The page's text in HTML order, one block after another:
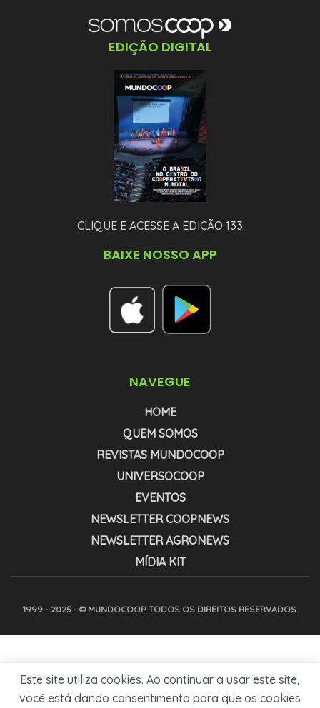
EDIÇÃO DIGITAL
CLIQUE E ACESSE A EDIÇÃO 133
BAIXE NOSSO APP
NAVEGUE
HOME
QUEM SOMOS
REVISTAS MUNDOCOOP
UNIVERSOCOOP
EVENTOS
NEWSLETTER COOPNEWS
NEWSLETTER AGRONEWS
MÍDIA KIT
1999 - 2025 - © MUNDOCOOP. TODOS OS DIREITOS RESERVADOS.
Este site utiliza cookies. Ao continuar a usar este site,
você está dando consentimento para que os cookies